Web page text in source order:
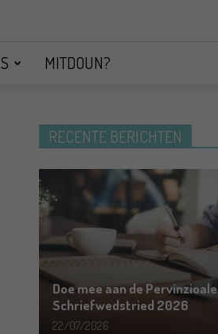
MITDOUN?
RECENTE BERICHTEN
Doe mee aan de Pervinzioale
Schriefwedstried 2026
22/07/2026